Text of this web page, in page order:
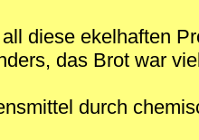
diese ekelhaften
das Brot war
durch